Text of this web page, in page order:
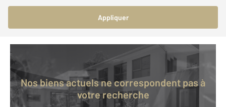
Appliquer
Nos biens actuels ne correspondent pas à
votre recherche